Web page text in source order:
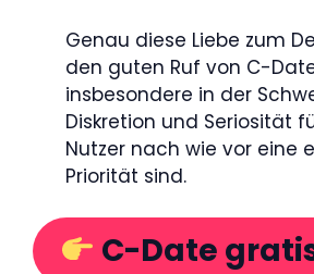
Genau diese Liebe zum
den guten Ruf von C-
insbesondere in der
Diskretion und Seriosität
Nutzer nach wie vor eine
Priorität sind.
C-Date